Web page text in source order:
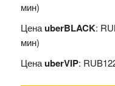
мин)
ЦенаuberBLACK:
мин)
ЦенаuberVIP: